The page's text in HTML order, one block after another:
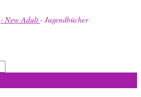
- New Adult- Jugendbücher